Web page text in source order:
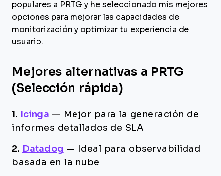
populares a PRTG y he seleccionado mis mejores
opciones para mejorar las capacidades de
monitorización y optimizar tu experiencia de
usuario.
Mejores alternativas a PRTG
(Selección rápida)
1. Icinga — Mejor para la generación de
informes detallados de SLA
2. Datadog —
Ideal para observabilidad
basada en la nube